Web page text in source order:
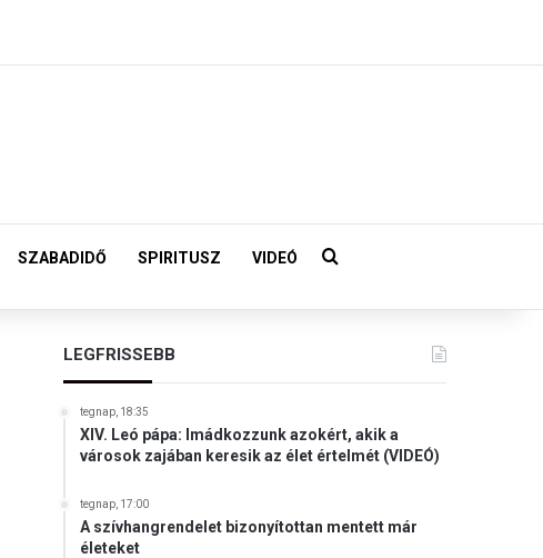
SZABADIDŐ SPIRITUSZ VIDEÓ Keresés:
LEGFRISSEBB
tegnap, 18:35
XIV. Leó pápa: Imádkozzunk azokért, akik a
városok zajában keresik az élet értelmét (VIDEÓ)
tegnap, 17:00
A szívhangrendelet bizonyítottan mentett már
életeket